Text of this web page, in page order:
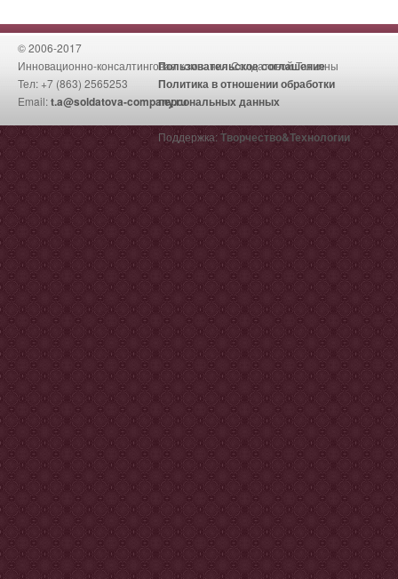
© 2006-2017
Инновационно-консалтинговая компания Солдатовой Татьяны
Тел: +7 (863) 2565253
Email:t.a@soldatova-company.ru
Пользовательское соглашение
Политика в отношении обработки
персональных данных
Поддержка:Творчество&Технологии